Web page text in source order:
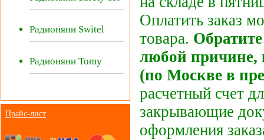
Радионяни Switel
Радионяни Tomy
Прайс-лист
Оплатить заказ
товара.
любой причине,
(по Москве в
расчетный счет
закрывающие
оформления